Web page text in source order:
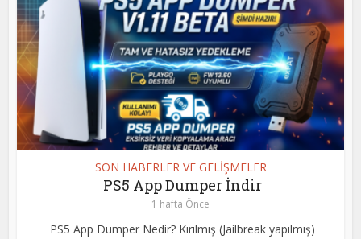
SON HABERLER VE GELİŞMELER
PS5 App Dumper İndir
1 hafta Önce
PS5 App Dumper Nedir? Kırılmış (Jailbreak yapılmış)